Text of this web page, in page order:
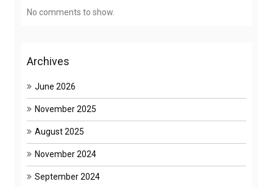
No comments to show.
Archives
June 2026
November 2025
August 2025
November 2024
September 2024